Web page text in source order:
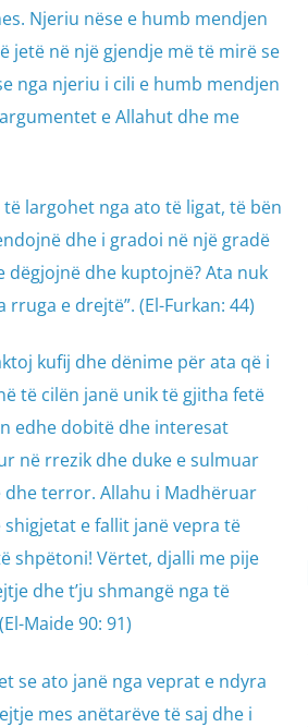
Njeriu nëse e humb mendjen
jetë në një gjendje më të mirë se
nga njeriu i cili e humb mendjen
e Allahut dhe me
largohet nga ato të ligat, të bën
dhe i gradoi në një gradë
dëgjojnë dhe kuptojnë? Ata nuk
e drejtë”. (El-Furkan: 44)
kufij dhe dënime për ata që i
të cilën janë unik të gjitha fetë
edhe dobitë dhe interesat
në rrezik dhe duke e sulmuar
terror. Allahu i Madhëruar
e fallit janë vepra të
shpëtoni! Vërtet, djalli me pije
dhe t’ju shmangë nga të
Maide 90: 91)
se ato janë nga veprat e ndyra
mes anëtarëve të saj dhe i